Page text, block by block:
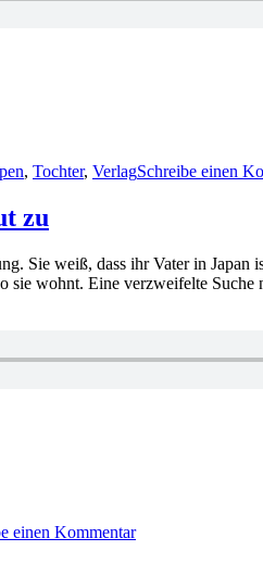
, Tochter, VerlagSchreibe einen
zu
Sie weiß, dass ihr Vater in
sie wohnt. Eine verzweifelte
einen Kommentar704: